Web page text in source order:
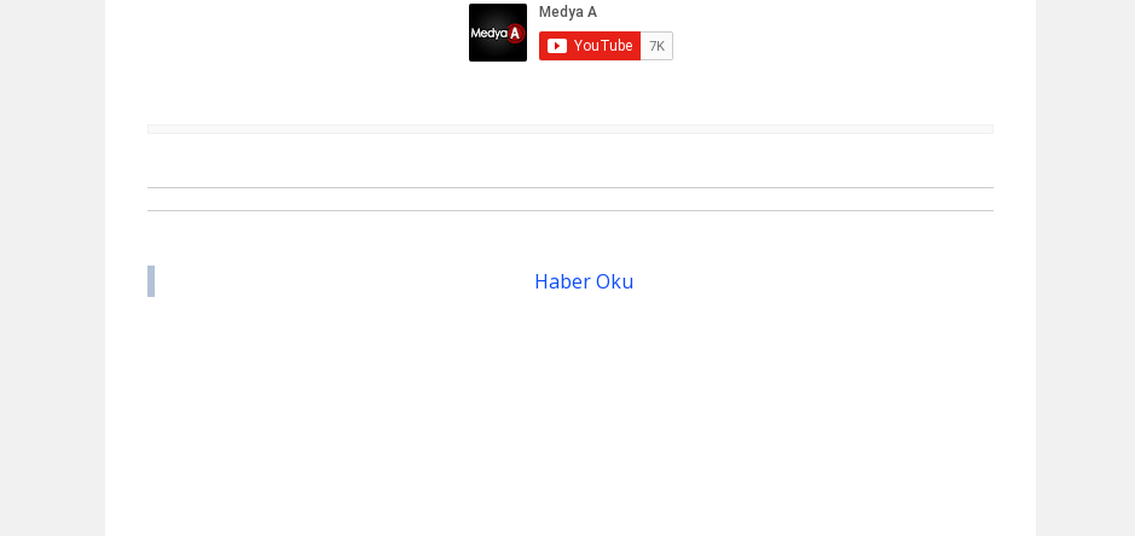
Haber Oku